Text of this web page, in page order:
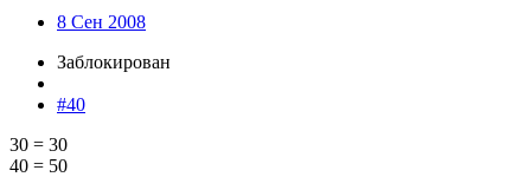
8 Сен 2008
Заблокирован
#40
30 = 30
40 = 50